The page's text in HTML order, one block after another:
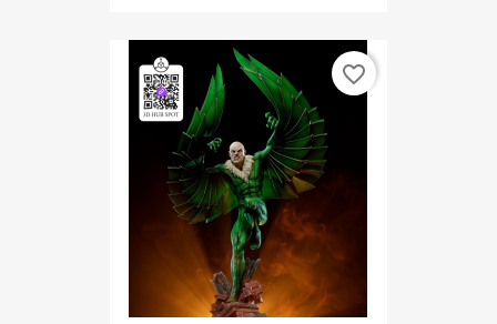
favorite_border